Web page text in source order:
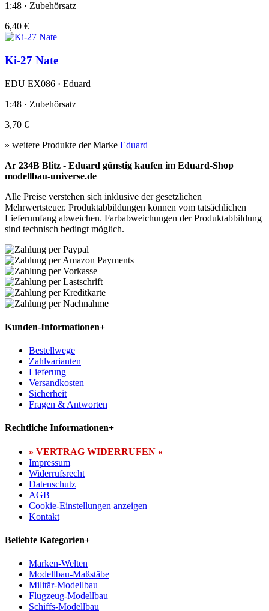
1:48 · Zubehörsatz
6,40 €
Ki-27 Nate
EDU EX086 · Eduard
1:48 · Zubehörsatz
3,70 €
» weitere Produkte der Marke Eduard
Ar 234B Blitz - Eduard günstig kaufen im Eduard-Shop
modellbau-universe.de
Alle Preise verstehen sich inklusive der gesetzlichen
Mehrwertsteuer. Produktabbildungen können vom tatsächlichen
Lieferumfang abweichen. Farbabweichungen der Produktabbildung
sind technisch bedingt möglich.
Kunden-Informationen+
Bestellwege
Zahlvarianten
Lieferung
Versandkosten
Sicherheit
Fragen & Antworten
Rechtliche Informationen+
» VERTRAG WIDERRUFEN «
Impressum
Widerrufsrecht
Datenschutz
AGB
Cookie-Einstellungen anzeigen
Kontakt
Beliebte Kategorien+
Marken-Welten
Modellbau-Maßstäbe
Militär-Modellbau
Flugzeug-Modellbau
Schiffs-Modellbau